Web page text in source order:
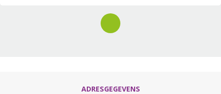
ADRESGEGEVENS